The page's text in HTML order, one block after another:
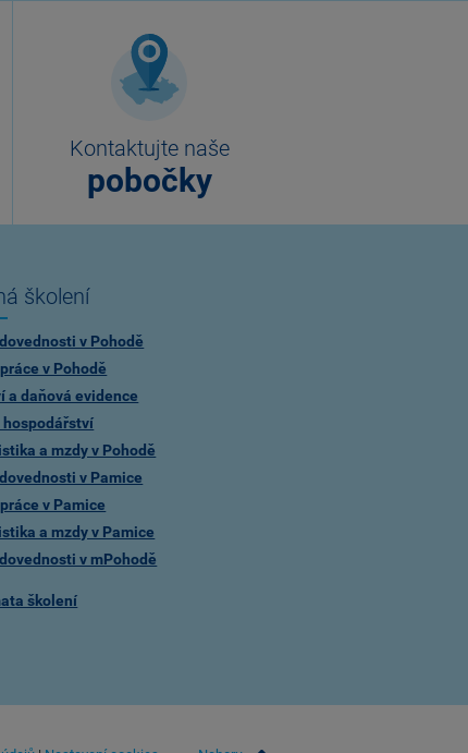
Kontaktujte naše
pobočky
školení
v Pohodě
v Pohodě
a daňová evidence
hospodářství
a mzdy v Pohodě
v Pamice
v Pamice
a mzdy v Pamice
v mPohodě
školení